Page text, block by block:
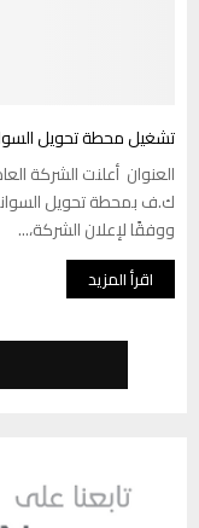
تشغيل محطة تحويل
ووفقًا لإعلان الشركة،...
اقرأ المزيد